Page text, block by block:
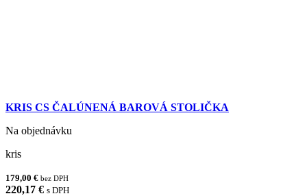
KRIS CS ČALÚNENÁ BAROVÁ STOLIČKA
Na objednávku
kris
179,00 € bez DPH
220,17 € s DPH